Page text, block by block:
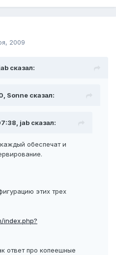
2009
сказал:
Sonne сказал:
jab сказал:
обеспечат и
этих трех
index.php?
ответ про копеешные